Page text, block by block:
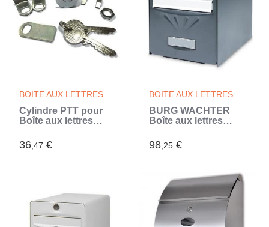
BOITE AUX LETTRES
Cylindre PTT pour
Boîte aux lettres
Normé La Poste
36,47 €
BOITE AUX LETTRES
BURG WACHTER
Boîte aux lettres
galvanisé - 2 portes -
Gris anthracite
98,25 €